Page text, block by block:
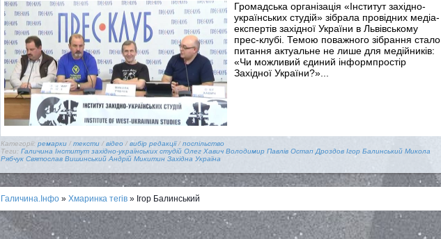
Громадська організація «Інститут західно-
українських студій» зібрала провідних медіа-
експертів західної України в Львівському
прес-клубі. Темою поважного зібрання стало
питання актуальне не лише для медійників:
«Чи можливий єдиний інформпростір
Західної України?»...
Категорії: ремарки /тексти /відео /вибір редакції/поспільство
Теги: Галичина Інститут західно-українських студій Олег Хавич Володимир Павлів Остап Дроздов Ігор Балинський Микола
Рябчук Святослав Вишинський Андрій Микитин Західна Україна
Галичина.Інфо » Хмаринка тегів » Ігор Балинський